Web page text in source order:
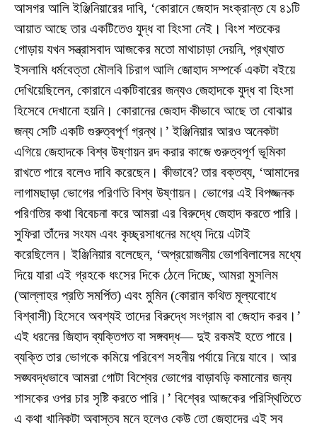
আসগর আলি ইঞ্জিনিয়ারের দাবি, ‘কোরানে জেহাদ সংক্রান্ত যে ৪১টি
আয়াত আছে তার একটিতেও যুদ্ধ বা হিংসা নেই। বিংশ শতকের
গোড়ায় যখন সন্ত্রাসবাদ আজকের মতো মাথাচাড়া দেয়নি, প্রখ্যাত
ইসলামি ধর্মবেত্তা মৌলবি চিরাগ আলি জোহাদ সম্পর্কে একটা বইয়ে
দেখিয়েছিলেন, কোরানে একটিবারের জন্যও জেহাদকে যুদ্ধ বা হিংসা
হিসেবে দেখানো হয়নি। কোরানের জেহাদ কীভাবে আছে তা বোঝার
জন্য সেটি একটি গুরুত্বপূর্ণ গ্রন্থ।’ ইঞ্জিনিয়ার আরও অনেকটা
এগিয়ে জেহাদকে বিশ্ব উষ্ণায়ন রদ করার কাজে গুরুত্বপূর্ণ ভূমিকা
রাখতে পারে বলেও দাবি করেছেন। কীভাবে? তার বক্তব্য, ‘আমাদের
লাগামছাড়া ভোগের পরিণতি বিশ্ব উষ্ণায়ন। ভোগের এই বিপজ্জনক
পরিণতির কথা বিবেচনা করে আমরা এর বিরুদ্ধে জেহাদ করতে পারি।
সুফিরা তাঁদের সংযম এবং কৃচ্ছ্রসাধনের মধ্যে দিয়ে এটাই
করেছিলেন। ইঞ্জিনিয়ার বলেছেন, ‘অপ্রয়োজনীয় ভোগবিলাসের মধ্যে
দিয়ে যারা এই গ্রহকে ধংসের দিকে ঠেলে দিচ্ছে, আমরা মুসলিম
(আল্লাহর প্রতি সমর্পিত) এবং মুমিন (কোরান কথিত মূল্যবোধে
বিশ্বাসী) হিসেবে অবশ্যই তাদের বিরুদ্ধে সংগ্রাম বা জেহাদ করব।’
এই ধরনের জিহাদ ব্যক্তিগত বা সঙ্গবদ্ধ— দুই রকমই হতে পারে।
ব্যক্তি তার ভোগকে কমিয়ে পরিবেশ সহনীয় পর্যায়ে নিয়ে যাবে। আর
সঙ্ঘবদ্ধভাবে আমরা গোটা বিশ্বের ভোগের বাড়াবড়ি কমানোর জন্য
শাসকের ওপর চার সৃষ্টি করতে পারি।’ বিশ্বের আজকের পরিস্থিতিতে
এ কথা খানিকটা অবাস্তব মনে হলেও কেউ তো জেহাদের এই সব